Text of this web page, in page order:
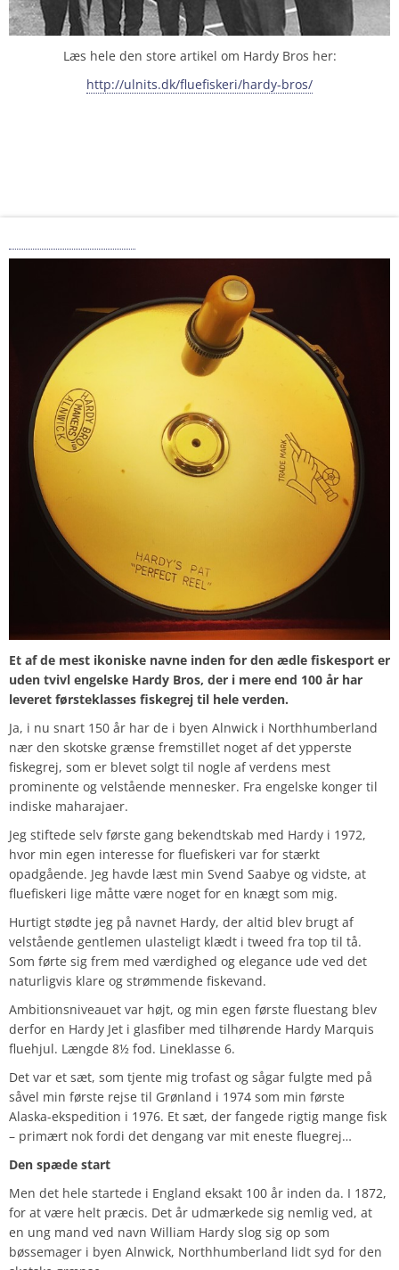
Læs hele den store artikel om Hardy Bros her:
http://ulnits.dk/fluefiskeri/hardy-bros/
Et af de mest ikoniske navne inden for den ædle fiskesport er
uden tvivl engelske Hardy Bros, der i mere end 100 år har
leveret førsteklasses fiskegrej til hele verden.
Ja, i nu snart 150 år har de i byen Alnwick i Northhumberland
nær den skotske grænse fremstillet noget af det ypperste
fiskegrej, som er blevet solgt til nogle af verdens mest
prominente og velstående mennesker. Fra engelske konger til
indiske maharajaer.
Jeg stiftede selv første gang bekendtskab med Hardy i 1972,
hvor min egen interesse for fluefiskeri var for stærkt
opadgående. Jeg havde læst min Svend Saabye og vidste, at
fluefiskeri lige måtte være noget for en knægt som mig.
Hurtigt stødte jeg på navnet Hardy, der altid blev brugt af
velstående gentlemen ulasteligt klædt i tweed fra top til tå.
Som førte sig frem med værdighed og elegance ude ved det
naturligvis klare og strømmende fiskevand.
Ambitionsniveauet var højt, og min egen første fluestang blev
derfor en Hardy Jet i glasfiber med tilhørende Hardy Marquis
fluehjul. Længde 8½ fod. Lineklasse 6.
Det var et sæt, som tjente mig trofast og sågar fulgte med på
såvel min første rejse til Grønland i 1974 som min første
Alaska-ekspedition i 1976. Et sæt, der fangede rigtig mange fisk
– primært nok fordi det dengang var mit eneste fluegrej…
Den spæde start
Men det hele startede i England eksakt 100 år inden da. I 1872,
for at være helt præcis. Det år udmærkede sig nemlig ved, at
en ung mand ved navn William Hardy slog sig op som
bøssemager i byen Alnwick, Northhumberland lidt syd for den